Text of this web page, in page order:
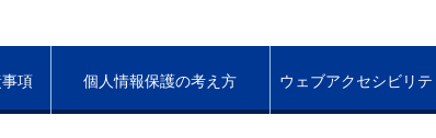
項 個人情報保護の考え方 ウェブアクセシビリ